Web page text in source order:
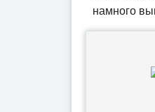
намного